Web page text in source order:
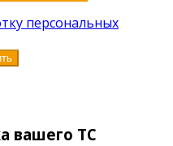
персональных
вашего ТС